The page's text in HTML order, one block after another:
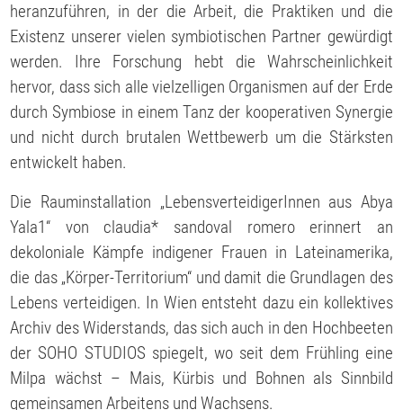
heranzuführen, in der die Arbeit, die Praktiken und die
Existenz unserer vielen symbiotischen Partner gewürdigt
werden. Ihre Forschung hebt die Wahrscheinlichkeit
hervor, dass sich alle vielzelligen Organismen auf der Erde
durch Symbiose in einem Tanz der kooperativen Synergie
und nicht durch brutalen Wettbewerb um die Stärksten
entwickelt haben.
Die Rauminstallation „LebensverteidigerInnen aus Abya
Yala1“ von claudia* sandoval romero erinnert an
dekoloniale Kämpfe indigener Frauen in Lateinamerika,
die das „Körper-Territorium“ und damit die Grundlagen des
Lebens verteidigen. In Wien entsteht dazu ein kollektives
Archiv des Widerstands, das sich auch in den Hochbeeten
der SOHO STUDIOS spiegelt, wo seit dem Frühling eine
Milpa wächst – Mais, Kürbis und Bohnen als Sinnbild
gemeinsamen Arbeitens und Wachsens.